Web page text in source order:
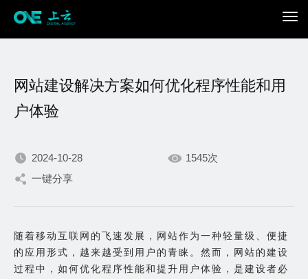
我们不断积累持续专注，
出色的你。
网站建设解决方案如何优化程序性能和用
户体验
2024-10-28
1545次
一键分享
随着移动互联网的飞速发展，网站作为一种轻量级、便捷
的应用形式，越来越受到用户的青睐。然而，网站的建设
过程中，如何优化程序性能和提升用户体验，是建设者必